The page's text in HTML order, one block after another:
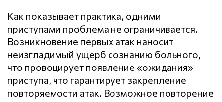
Как показывает практика, одними
приступами проблема не ограничивается.
Возникновение первых атак наносит
неизгладимый ущерб сознанию больного,
что провоцирует появление «ожидания»
приступа, что гарантирует закрепление
повторяемости атак. Возможное повторение